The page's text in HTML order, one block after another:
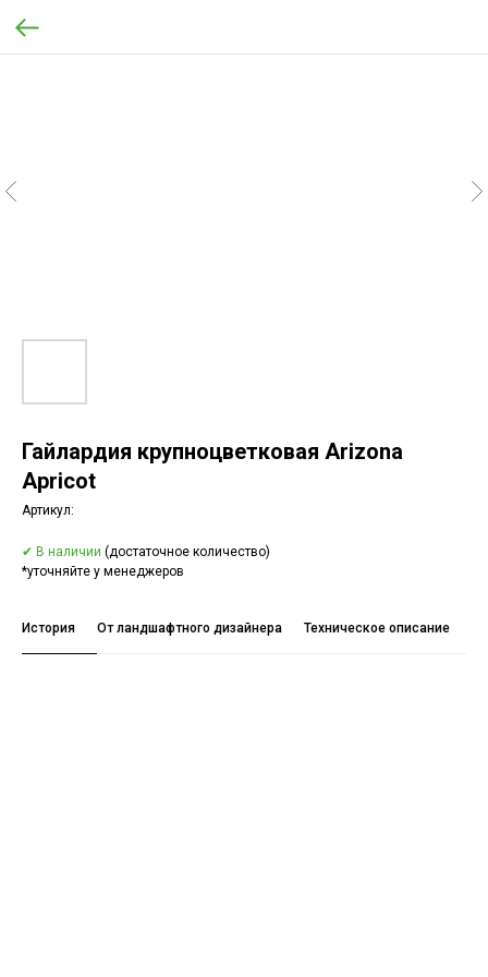
Гайлардия крупноцветковая Arizona
Apricot
Артикул:
✔ В наличии (достаточное количество)
*уточняйте у менеджеров
История От ландшафтного дизайнера Техническое описание